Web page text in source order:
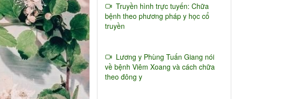
Truyền hình trực tuyến: Chữa
bệnh theo phương pháp y học cổ
truyền
Lương y Phùng Tuấn Giang nói
về bệnh Viêm Xoang và cách chữa
theo đông y